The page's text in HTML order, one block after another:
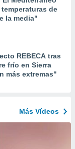
de
la media"
REBECA tras
frío en Sierra
más extremas"
Más Vídeos